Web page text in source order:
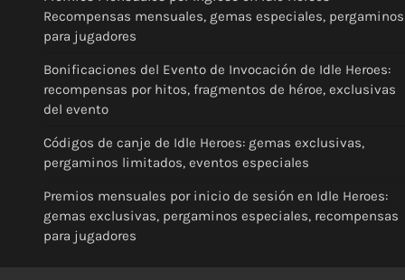
Recompensas mensuales, gemas especiales, pergaminos
para jugadores
Bonificaciones del Evento de Invocación de Idle Heroes:
recompensas por hitos, fragmentos de héroe, exclusivas
del evento
Códigos de canje de Idle Heroes: gemas exclusivas,
pergaminos limitados, eventos especiales
Premios mensuales por inicio de sesión en Idle Heroes:
gemas exclusivas, pergaminos especiales, recompensas
para jugadores